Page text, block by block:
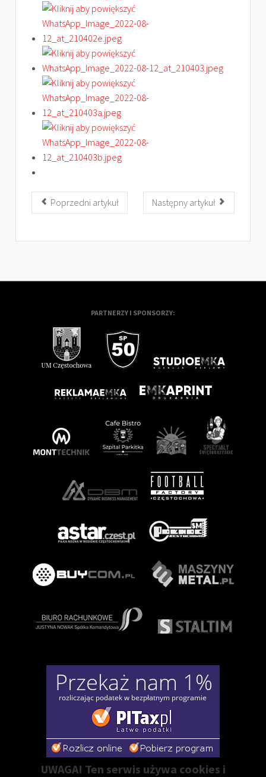
Poprzedni artykuł Następny artykuł
PARTNERZY I SPONSORZY:
UWAGA! Ten serwis używa cookies i